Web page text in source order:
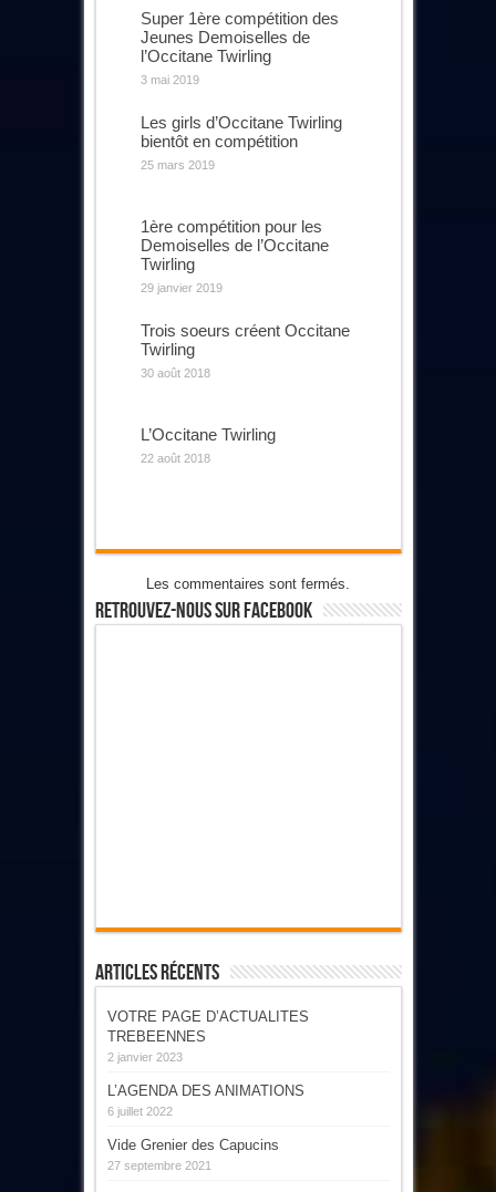
Super 1ère compétition des
Jeunes Demoiselles de
l’Occitane Twirling
3 mai 2019
Les girls d’Occitane Twirling
bientôt en compétition
25 mars 2019
1ère compétition pour les
Demoiselles de l’Occitane
Twirling
29 janvier 2019
Trois soeurs créent Occitane
Twirling
30 août 2018
L’Occitane Twirling
22 août 2018
Les commentaires sont fermés.
Retrouvez-Nous Sur Facebook
Articles Récents
VOTRE PAGE D’ACTUALITES
TREBEENNES
2 janvier 2023
L’AGENDA DES ANIMATIONS
6 juillet 2022
Vide Grenier des Capucins
27 septembre 2021